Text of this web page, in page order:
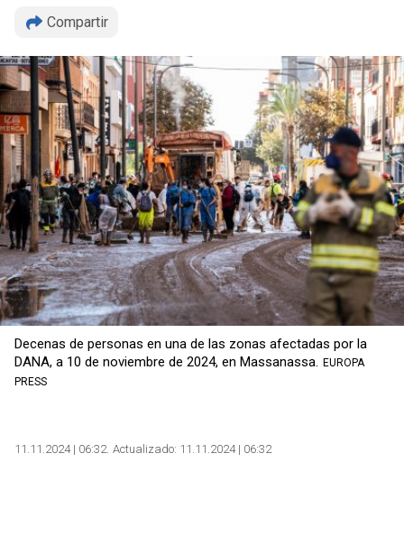
Compartir
Decenas de personas en una de las zonas afectadas por la
DANA, a 10 de noviembre de 2024, en Massanassa. EUROPA
PRESS
11.11.2024 | 06:32 Actualizado: 11.11.2024 | 06:32